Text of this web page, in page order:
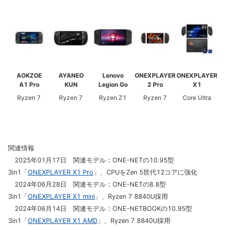
AOKZOE
A1 Pro
Ryzen 7
AYANEO
KUN
Ryzen 7
Lenovo
Legion Go
Ryzen Z1
ONEXPLAYER
2 Pro
Ryzen 7
ONEXPLAYER
X1
Core Ultra
関連情報
2025年01月17日 関連モデル：ONE-NETの10.95型
3in1「 ONEXPLAYER X1 Pro 」、CPUをZen 5世代12コアに強化
2024年06月28日 関連モデル：ONE-NETの8.8型
3in1「 ONEXPLAYER X1 mini 」、Ryzen 7 8840U採用
2024年06月14日 関連モデル：ONE-NETBOOKの10.95型
3in1「 ONEXPLAYER X1 AMD 」、Ryzen 7 8840U採用